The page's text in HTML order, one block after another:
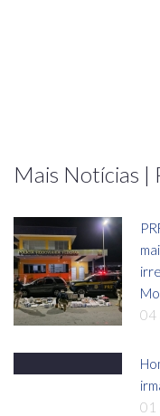
Mais Notícias |
04
01